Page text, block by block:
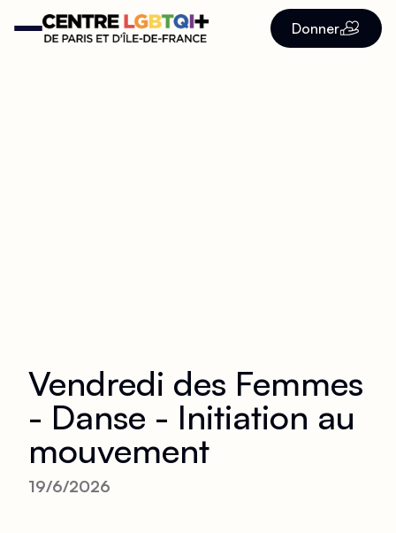
Donner
Vendredi des Femmes
- Danse - Initiation au
mouvement
19/6/2026